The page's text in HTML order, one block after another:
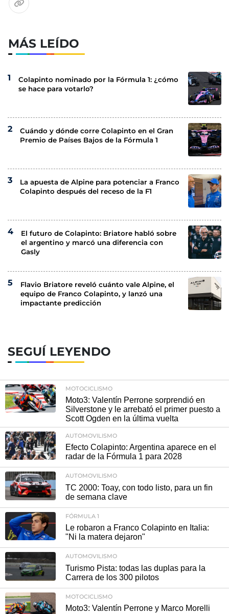
MÁS LEÍDO
Colapinto nominado por la Fórmula 1: ¿cómo
se hace para votarlo?
Cuándo y dónde corre Colapinto en el Gran
Premio de Países Bajos de la Fórmula 1
La apuesta de Alpine para potenciar a Franco
Colapinto después del receso de la F1
El futuro de Colapinto: Briatore habló sobre
el argentino y marcó una diferencia con
Gasly
Flavio Briatore reveló cuánto vale Alpine, el
equipo de Franco Colapinto, y lanzó una
impactante predicción
SEGUÍ LEYENDO
MOTOCICLISMO
Moto3: Valentín Perrone sorprendió en
Silverstone y le arrebató el primer puesto a
Scott Ogden en la última vuelta
AUTOMOVILISMO
Efecto Colapinto: Argentina aparece en el
radar de la Fórmula 1 para 2028
AUTOMOVILISMO
TC 2000: Toay, con todo listo, para un fin
de semana clave
FÓRMULA 1
Le robaron a Franco Colapinto en Italia:
"Ni la matera dejaron"
AUTOMOVILISMO
Turismo Pista: todas las duplas para la
Carrera de los 300 pilotos
MOTOCICLISMO
Moto3: Valentín Perrone y Marco Morelli